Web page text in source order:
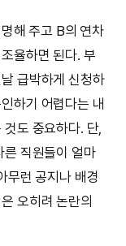
해 주고 B의 연차
율하면 된다. 부
급박하게 신청하
하기 어렵다는 내
도 중요하다. 단,
른 직원들이 얼마
무런 공지나 배경
오히려 논란의